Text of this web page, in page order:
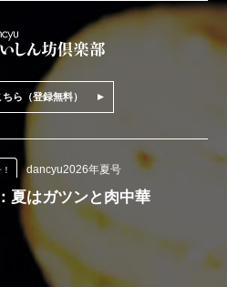
ら（登録無料）
dancyu2026年夏号
夏はガツンと肉中華